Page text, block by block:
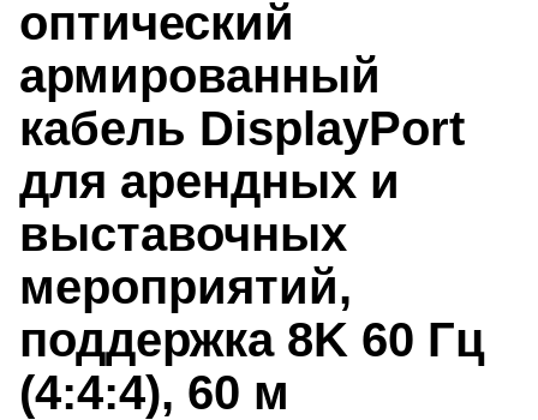
оптический
армированный
кабель DisplayPort
для арендных и
выставочных
мероприятий,
поддержка 8K 60 Гц
(4:4:4), 60 м